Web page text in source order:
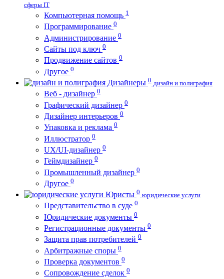
сферы IT
Компьютерная помощь 1
Программирование 0
Администрирование 0
Сайты под ключ 0
Продвижение сайтов 0
Другое 0
Дизайнеры 0 дизайн и полиграфия
Веб - дизайнер 0
Графический дизайнер 0
Дизайнер интерьеров 0
Упаковка и реклама 0
Иллюстратор 0
UX/UI-дизайнер 0
Геймдизайнер 0
Промышленный дизайнер 0
Другое 0
Юристы 0 юридические услуги
Представительство в суде 0
Юридические документы 0
Регистрационные документы 0
Защита прав потребителей 0
Арбитражные споры 0
Проверка документов 0
Сопровождение сделок 0